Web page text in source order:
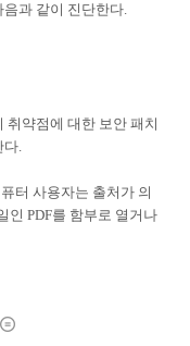
과 같이 진단한다.
취약점에 대한 보안 패치
다.
터 사용자는 출처가 의
인 PDF를 함부로 열거나